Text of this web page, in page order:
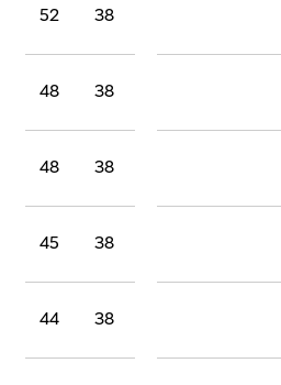
38
52
38
48
38
48
38
45
38
44